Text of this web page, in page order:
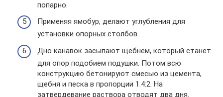
попарно.
Применяя ямобур, делают углубления для
установки опорных столбов.
Дно канавок засыпают щебнем, который станет
для опор подобием подушки. Потом всю
конструкцию бетонируют смесью из цемента,
щебня и песка в пропорции 1:4:2. На
затвердевание раствора отводят два дня.